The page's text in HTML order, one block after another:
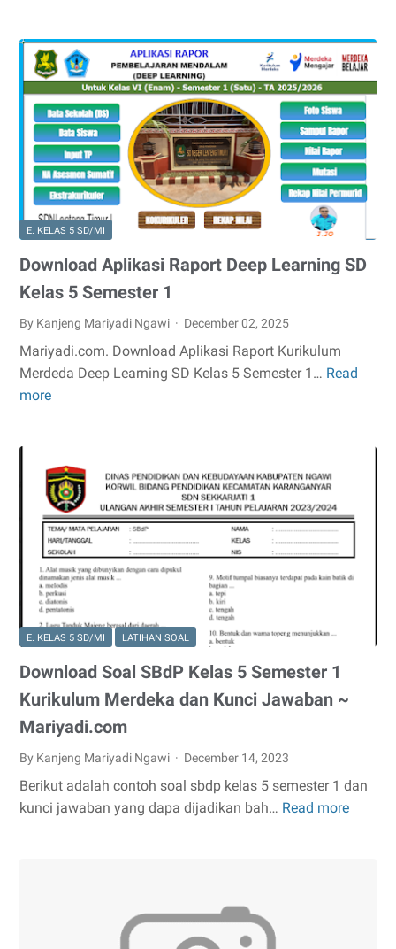
Sumatif
Akhir
Semester
1
Kelas
5
SD/MI
Kurikulum
Merdeka
dan
Jawabannya
E. KELAS 5 SD/MI
Download Aplikasi Raport Deep Learning SD
Kelas 5 Semester 1
By Kanjeng Mariyadi Ngawi December 02, 2025
Mariyadi.com. Download Aplikasi Raport Kurikulum
Merdeda Deep Learning SD Kelas 5 Semester 1… Read
more
Download
Learning
SD
Kelas
5
Semester
1
E. KELAS 5 SD/MI LATIHAN SOAL
Download Soal SBdP Kelas 5 Semester 1
Kurikulum Merdeka dan Kunci Jawaban ~
Mariyadi.com
By Kanjeng Mariyadi Ngawi December 14, 2023
Berikut adalah contoh soal sbdp kelas 5 semester 1 dan
kunci jawaban yang dapa dijadikan bah… Read more